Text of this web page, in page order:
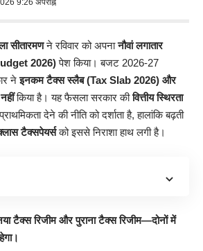
9:26 अपराह्न
सीतारमणने रविवार को अपनानौवां लगातार
2026)पेश किया। बजट 2026-27
नेइनकम टैक्स स्लैब (Tax Slab 2026) और
किया है। यह फैसला सरकार कीवित्तीय स्थिरता
देने की नीति को दर्शाता है, हालांकि बढ़ती
टैक्सपेयर्सको इससे निराशा हाथ लगी है।
टैक्स रिजीम और पुराना टैक्स रिजीम—दोनों में